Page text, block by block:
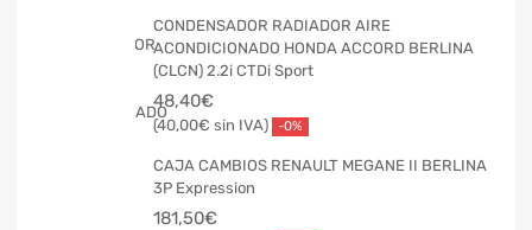
CONDENSADOR RADIADOR AIRE
ACONDICIONADO HONDA ACCORD BERLINA
(CLCN) 2.2i CTDi Sport
48,40€
40,00€ -0%
CAJA CAMBIOS RENAULT MEGANE II BERLINA
3P Expression
181,50€